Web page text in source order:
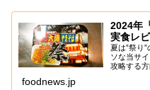
2024年
実食レ
夏は”祭り
ソな当サ
攻略する
記事は元
無いので
foodnews.jp